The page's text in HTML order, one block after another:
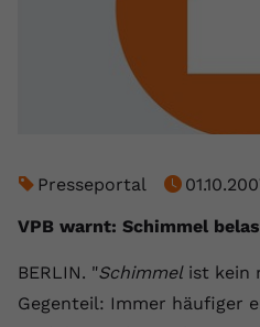
Presseportal
VPB warnt: Schimmel
BERLIN. "Schimmelist kein
Gegenteil: Immer häufiger